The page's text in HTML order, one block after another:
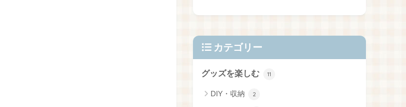
カテゴリー
グッズを楽しむ 11
DIY・収納 2